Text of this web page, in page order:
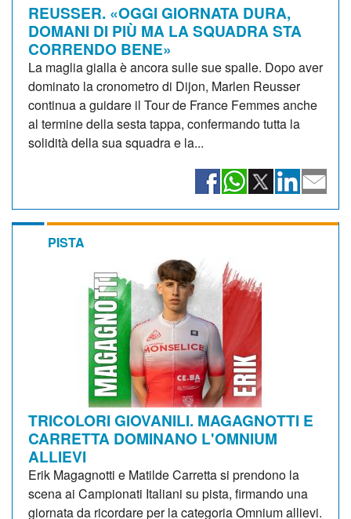
REUSSER. «OGGI GIORNATA DURA,
DOMANI DI PIÙ MA LA SQUADRA STA
CORRENDO BENE»
La maglia gialla è ancora sulle sue spalle. Dopo aver
dominato la cronometro di Dijon, Marlen Reusser
continua a guidare il Tour de France Femmes anche
al termine della sesta tappa, confermando tutta la
solidità della sua squadra e la...
PISTA
TRICOLORI GIOVANILI. MAGAGNOTTI E
CARRETTA DOMINANO L'OMNIUM
ALLIEVI
Erik Magagnotti e Matilde Carretta si prendono la
scena ai Campionati Italiani su pista, firmando una
giornata da ricordare per la categoria Omnium allievi.